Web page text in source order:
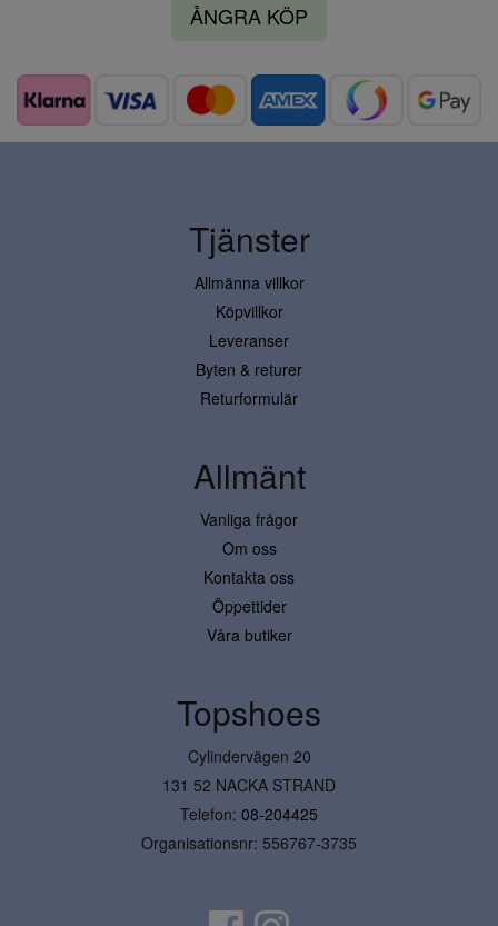
ÅNGRA KÖP
Tjänster
Allmänna villkor
Köpvillkor
Leveranser
Byten & returer
Returformulär
Allmänt
Vanliga frågor
Om oss
Kontakta oss
Öppettider
Våra butiker
Topshoes
Cylindervägen 20
131 52 NACKA STRAND
Telefon: 08-204425
Organisationsnr: 556767-3735